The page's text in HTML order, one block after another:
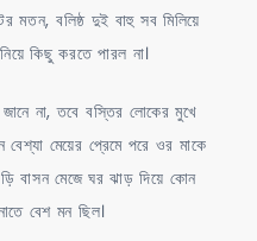
মতন, বলিষ্ঠ দুই বাহু সব মিলিয়ে
কিছু করতে পারল না।
না, তবে বস্তির লোকের মুখে
মেয়ের প্রেমে পরে ওর মাকে
বাসন মেজে ঘর ঝাড় দিয়ে কোন
বেশ মন ছিল।